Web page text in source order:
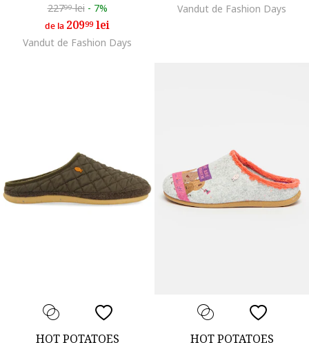
22799lei - 7%
de la 20999lei
Vandut de Fashion Days
Vandut de Fashion Days
HOT POTATOES HOT POTATOES